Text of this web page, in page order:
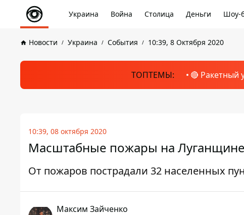
Украина Война Столица Деньги Шоу-
Новости Украина События 10:39, 8 Октября 2020
ТОПТЕМЫ: 🔴 Ракетный
10:39, 08 октября 2020
Масштабные пожары на
От пожаров пострадали 32 населенных
Максим Зайченко